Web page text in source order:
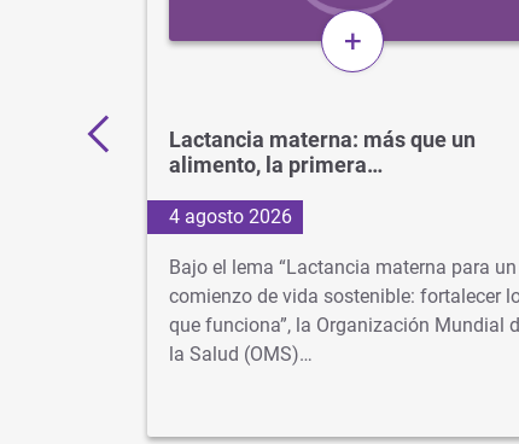
+
Lactancia materna: más que un
alimento, la primera…
4 agosto 2026
Bajo el lema “Lactancia materna para un
comienzo de vida sostenible: fortalecer
que funciona”, la Organización Mundial
la Salud (OMS)…